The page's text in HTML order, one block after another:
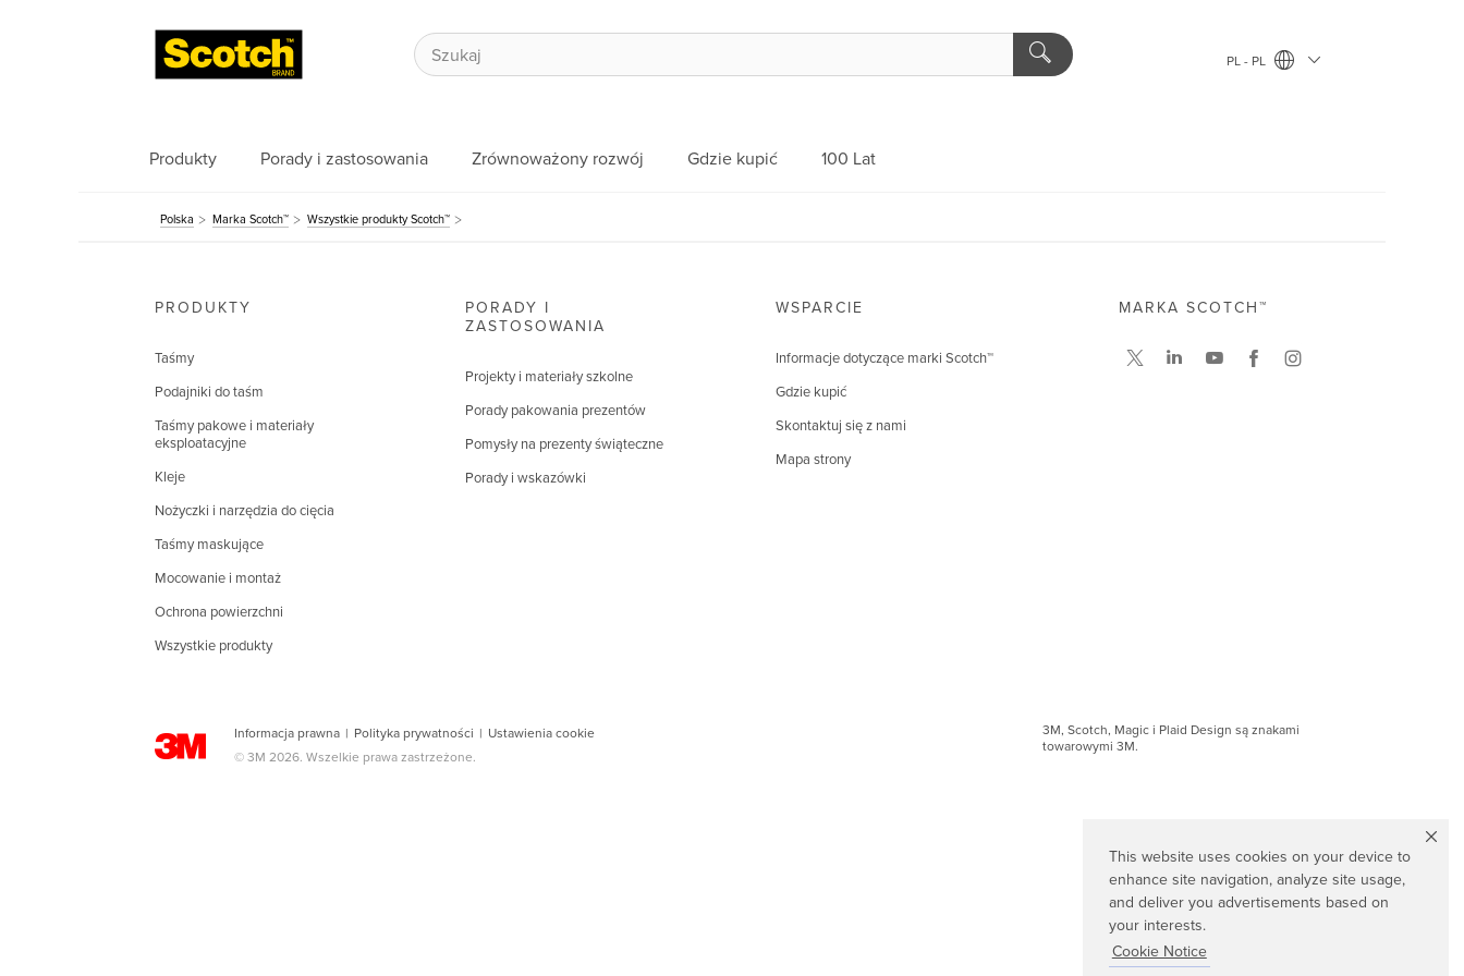
This website uses cookies on your device to
enhance site navigation, analyze site usage,
and deliver you advertisements based on
your interests.
Cookie Notice
PL - PL
Produkty Porady i zastosowania Zrównoważony rozwój Gdzie kupić 100 Lat
Polska Marka Scotch™ Wszystkie produkty Scotch™
PRODUKTY
Taśmy
Podajniki do taśm
Taśmy pakowe i materiały
eksploatacyjne
Kleje
Nożyczki i narzędzia do cięcia
Taśmy maskujące
Mocowanie i montaż
Ochrona powierzchni
Wszystkie produkty
PORADY I
ZASTOSOWANIA
Projekty i materiały szkolne
Porady pakowania prezentów
Pomysły na prezenty świąteczne
Porady i wskazówki
WSPARCIE
Informacje dotyczące marki Scotch™
Gdzie kupić
Skontaktuj się z nami
Mapa strony
Informacja prawna | Polityka prywatności | Ustawienia cookie
© 3M 2026. Wszelkie prawa zastrzeżone.
MARKA SCOTCH™
3M, Scotch, Magic i Plaid Design są znakami
towarowymi 3M.